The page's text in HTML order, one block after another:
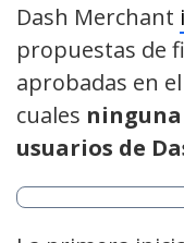
Dash Merchant
propuestas de
aprobadas en
cuales
usuarios de